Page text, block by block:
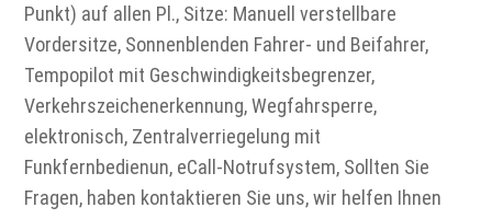
Punkt) auf allen Pl., Sitze: Manuell verstellbare
Vordersitze, Sonnenblenden Fahrer- und Beifahrer,
Tempopilot mit Geschwindigkeitsbegrenzer,
Verkehrszeichenerkennung, Wegfahrsperre,
elektronisch, Zentralverriegelung mit
Funkfernbedienun, eCall-Notrufsystem, Sollten Sie
Fragen, haben kontaktieren Sie uns, wir helfen Ihnen